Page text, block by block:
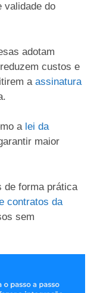
validade do
adotam
custos e
a assinatura
a lei da
maior
de forma prática
contratos da
sem